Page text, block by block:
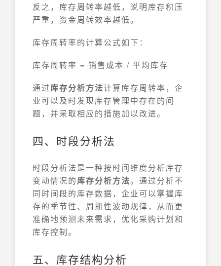
反之，库存周转率越低，说明库存积压
严重，资金周转效率越低。
库存周转率的计算公式如下：
库存周转率 = 销售成本 / 平均库存
通过库存分析方法计算库存周转率，企
业可以及时发现库存管理中存在的问
题，并采取相应的措施加以改进。
四、时段分析法
时段分析法是一种按时间维度分析库存
变动情况的库存分析方法。通过分析不
同时间段的库存数据，企业可以掌握库
存的季节性、周期性波动规律，从而更
准确地预测未来需求，优化采购计划和
库存控制。
五、库存结构分析